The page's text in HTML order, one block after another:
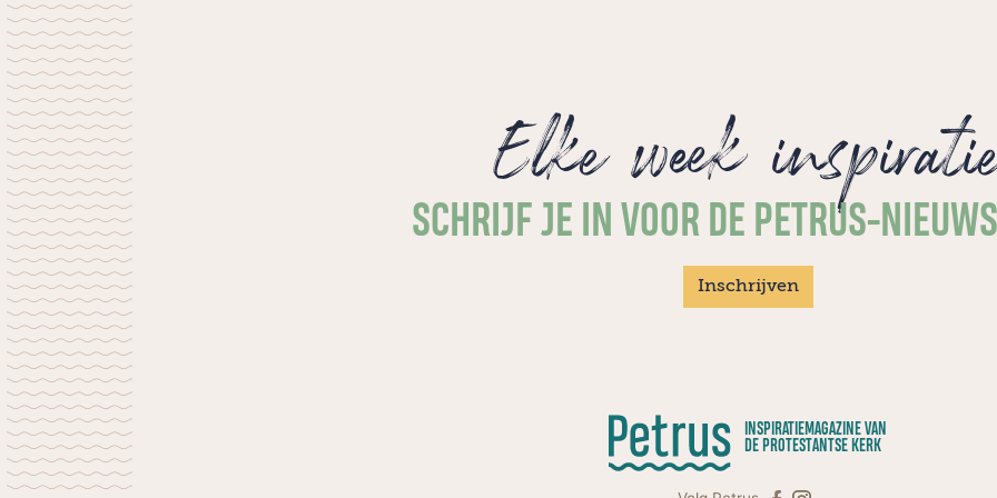
Lege tijd is nodig, een tijd zonder moeten.
Elke week
SCHRIJF JE IN VOOR DE PETRUS-
Inschrijven
INSPIRATIEMAGAZINE VAN
DE PROTESTANTSE KERK